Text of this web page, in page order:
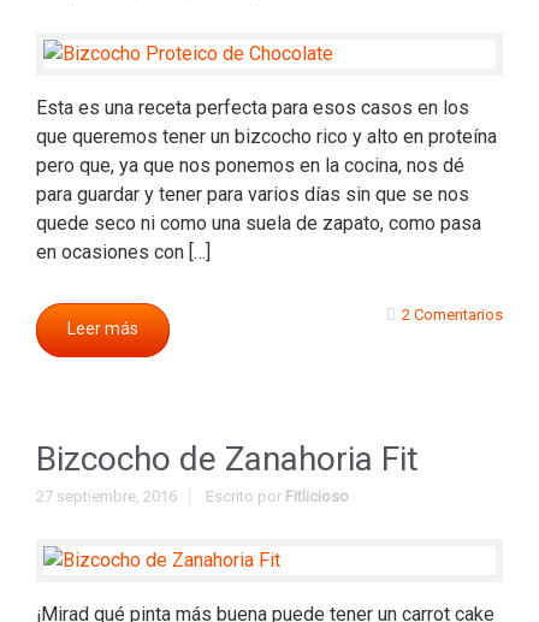
Esta es una receta perfecta para esos casos en los
que queremos tener un bizcocho rico y alto en proteína
pero que, ya que nos ponemos en la cocina, nos dé
para guardar y tener para varios días sin que se nos
quede seco ni como una suela de zapato, como pasa
en ocasiones con […]
Leer más
2 Comentarios
Bizcocho de Zanahoria Fit
27 septiembre, 2016 Escrito por Fitlicioso
¡Mirad qué pinta más buena puede tener un carrot cake